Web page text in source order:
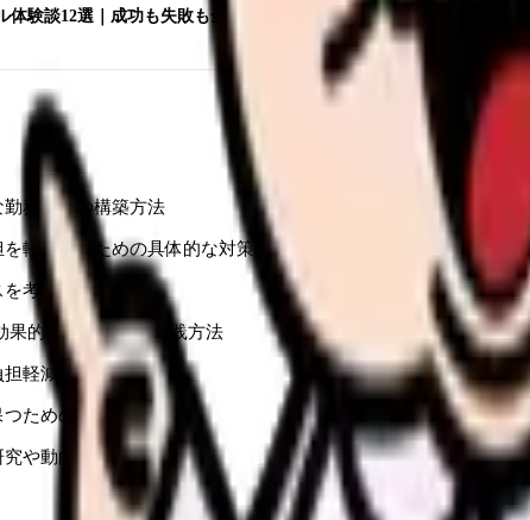
体験談12選｜成功も失敗も全部見せます
務体制の構築方法
軽減するための具体的な対策
考慮したシフト
果的な健康管理の実践方法
担軽減の成功事例
ためのライフハック
や動向